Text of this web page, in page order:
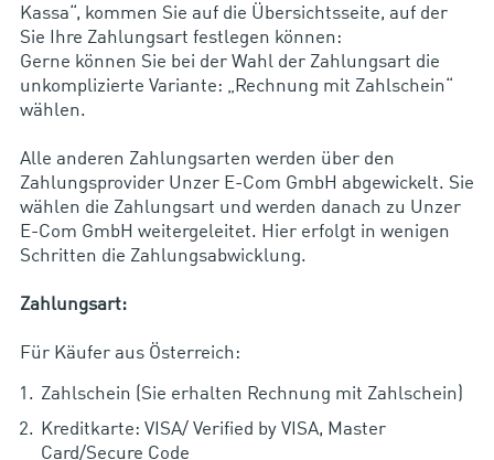
Kassa“, kommen Sie auf die Übersichtsseite, auf der
Sie Ihre Zahlungsart festlegen können:
Gerne können Sie bei der Wahl der Zahlungsart die
unkomplizierte Variante: „Rechnung mit Zahlschein“
wählen.
Alle anderen Zahlungsarten werden über den
Zahlungsprovider Unzer E-Com GmbH abgewickelt. Sie
wählen die Zahlungsart und werden danach zu Unzer
E-Com GmbH weitergeleitet. Hier erfolgt in wenigen
Schritten die Zahlungsabwicklung.
Zahlungsart:
Für Käufer aus Österreich:
Zahlschein (Sie erhalten Rechnung mit Zahlschein)
Kreditkarte: VISA/ Verified by VISA, Master
Card/Secure Code